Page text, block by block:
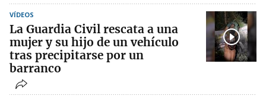
VÍDEOS
La Guardia Civil rescata a una
mujer y su hijo de un vehículo
tras precipitarse por un
barranco